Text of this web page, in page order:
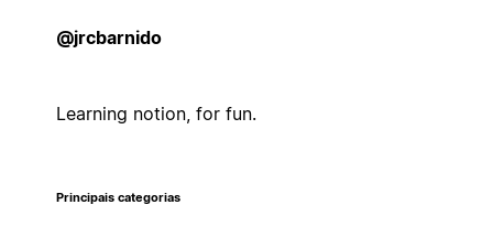
@jrcbarnido
Learning notion, for fun.
Principais categorias